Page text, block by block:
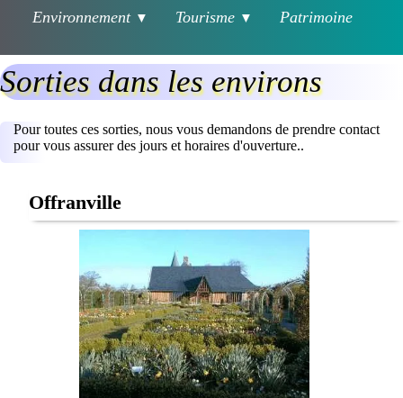
Environnement ▼ Tourisme ▼ Patrimoine
Sorties dans les environs
Pour toutes ces sorties, nous vous demandons de prendre contact
pour vous assurer des jours et horaires d'ouverture..
Offranville